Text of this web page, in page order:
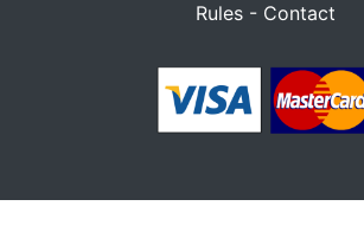
Rules - Contact